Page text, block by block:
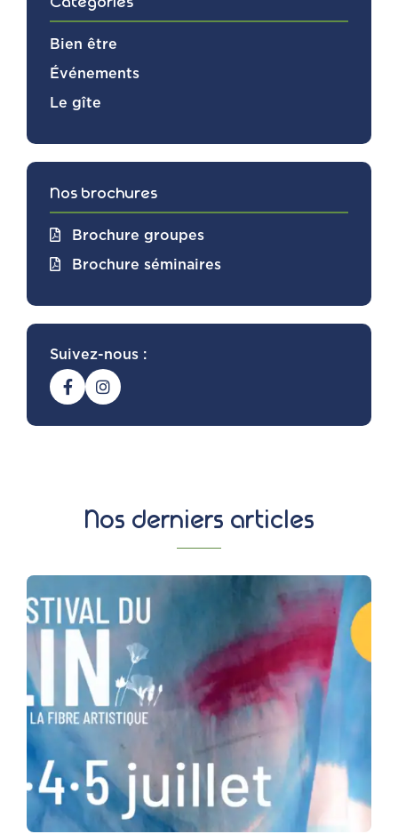
Bien être
Événements
Le gîte
Nos brochures
Brochure groupes
Brochure séminaires
Suivez-nous :
Nos derniers articles